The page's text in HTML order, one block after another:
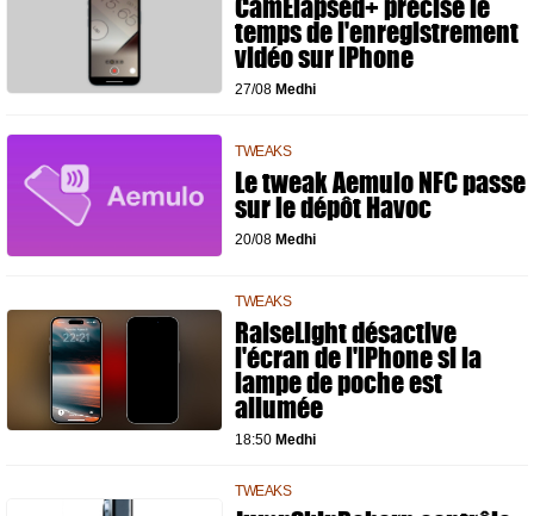
CamElapsed+ précise le
temps de l'enregistrement
vidéo sur iPhone
27/08 Medhi
TWEAKS
Le tweak Aemulo NFC passe
sur le dépôt Havoc
20/08 Medhi
TWEAKS
RaiseLight désactive
l'écran de l'iPhone si la
lampe de poche est
allumée
18:50 Medhi
TWEAKS